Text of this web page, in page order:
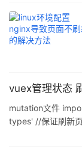
vuex管理状态
mutation文件
types' //保证刷新